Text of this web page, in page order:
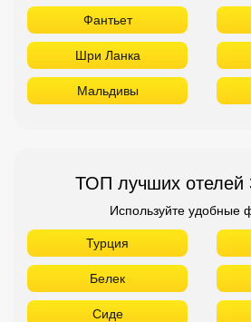
Фантьет
Шри Ланка
Мальдивы
ТОП лучших отелей
Используйте удобные
Турция
Белек
Сиде